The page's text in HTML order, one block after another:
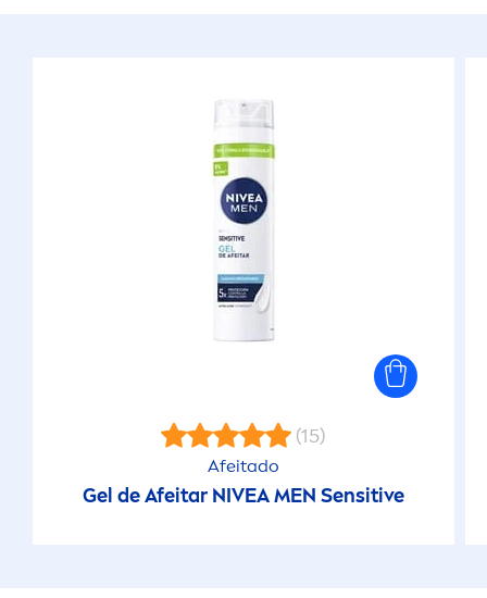
(15)
Afeitado
Gel de Afeitar NIVEAMEN Sensitive